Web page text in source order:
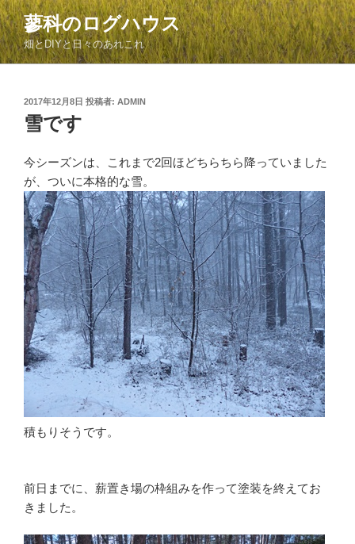
コ
ン
テ
ン
蓼科のログハウス
畑とDIYと日々のあれこれ
投
稿
日:
2017年12月8日 投稿者: ADMIN
雪です
今シーズンは、これまで2回ほどちらちら降っていました
が、ついに本格的な雪。
積もりそうです。
前日までに、薪置き場の枠組みを作って塗装を終えてお
きました。